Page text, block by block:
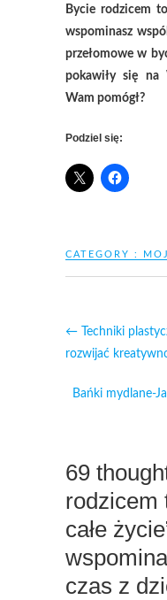
Bycie rodzicem
wspominasz
przełomowe w
pokawiły się na
Wam pomógł?
Podziel się:
CATEGORY :
← Techniki
rozwijać
Bańki mydlane-
69
rodzicem
całe
czas z